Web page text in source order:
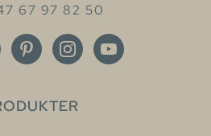
67 97 82 50